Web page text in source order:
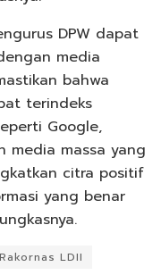
DPW dapat
media
bahwa
terindeks
Google,
media massa yang
citra positif
yang benar
Rakornas LDII